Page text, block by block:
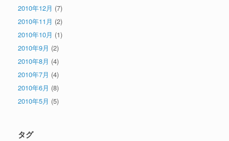
2010年12月 (7)
2010年11月 (2)
2010年10月 (1)
2010年9月 (2)
2010年8月 (4)
2010年7月 (4)
2010年6月 (8)
2010年5月 (5)
タグ